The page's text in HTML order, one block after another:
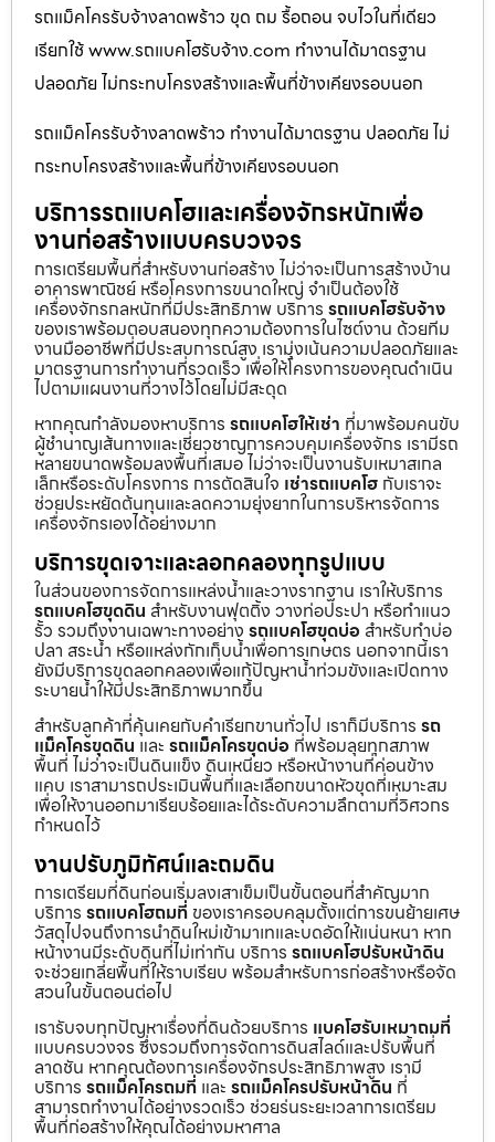
รถแม็คโครรับจ้างลาดพร้าว ขุด ถม รื้อถอน จบไวในที่เดียว
เรียกใช้ www.รถแบคโฮรับจ้าง.com ทำงานได้มาตรฐาน
ปลอดภัย ไม่กระทบโครงสร้างและพื้นที่ข้างเคียงรอบนอก
รถแม็คโครรับจ้างลาดพร้าว ทำงานได้มาตรฐาน ปลอดภัย ไม่
กระทบโครงสร้างและพื้นที่ข้างเคียงรอบนอก
บริการรถแบคโฮและเครื่องจักรหนักเพื่อ
งานก่อสร้างแบบครบวงจร
การเตรียมพื้นที่สำหรับงานก่อสร้าง ไม่ว่าจะเป็นการสร้างบ้าน
อาคารพาณิชย์ หรือโครงการขนาดใหญ่ จำเป็นต้องใช้
เครื่องจักรกลหนักที่มีประสิทธิภาพ บริการ รถแบคโฮรับจ้าง
ของเราพร้อมตอบสนองทุกความต้องการในไซต์งาน ด้วยทีม
งานมืออาชีพที่มีประสบการณ์สูง เรามุ่งเน้นความปลอดภัยและ
มาตรฐานการทำงานที่รวดเร็ว เพื่อให้โครงการของคุณดำเนิน
ไปตามแผนงานที่วางไว้โดยไม่มีสะดุด
หากคุณกำลังมองหาบริการ รถแบคโฮให้เช่า ที่มาพร้อมคนขับ
ผู้ชำนาญเส้นทางและเชี่ยวชาญการควบคุมเครื่องจักร เรามีรถ
หลายขนาดพร้อมลงพื้นที่เสมอ ไม่ว่าจะเป็นงานรับเหมาสเกล
เล็กหรือระดับโครงการ การตัดสินใจ เช่ารถแบคโฮ กับเราจะ
ช่วยประหยัดต้นทุนและลดความยุ่งยากในการบริหารจัดการ
เครื่องจักรเองได้อย่างมาก
บริการขุดเจาะและลอกคลองทุกรูปแบบ
ในส่วนของการจัดการแหล่งน้ำและวางรากฐาน เราให้บริการ
รถแบคโฮขุดดิน สำหรับงานฟุตติ้ง วางท่อประปา หรือทำแนว
รั้ว รวมถึงงานเฉพาะทางอย่าง รถแบคโฮขุดบ่อ สำหรับทำบ่อ
ปลา สระน้ำ หรือแหล่งกักเก็บน้ำเพื่อการเกษตร นอกจากนี้เรา
ยังมีบริการขุดลอกคลองเพื่อแก้ปัญหาน้ำท่วมขังและเปิดทาง
ระบายน้ำให้มีประสิทธิภาพมากขึ้น
สำหรับลูกค้าที่คุ้นเคยกับคำเรียกขานทั่วไป เราก็มีบริการ รถ
แม็คโครขุดดิน และ รถแม็คโครขุดบ่อ ที่พร้อมลุยทุกสภาพ
พื้นที่ ไม่ว่าจะเป็นดินแข็ง ดินเหนียว หรือหน้างานที่ค่อนข้าง
แคบ เราสามารถประเมินพื้นที่และเลือกขนาดหัวขุดที่เหมาะสม
เพื่อให้งานออกมาเรียบร้อยและได้ระดับความลึกตามที่วิศวกร
กำหนดไว้
งานปรับภูมิทัศน์และถมดิน
การเตรียมที่ดินก่อนเริ่มลงเสาเข็มเป็นขั้นตอนที่สำคัญมาก
บริการ รถแบคโฮถมที่ ของเราครอบคลุมตั้งแต่การขนย้ายเศษ
วัสดุไปจนถึงการนำดินใหม่เข้ามาเทและบดอัดให้แน่นหนา หาก
หน้างานมีระดับดินที่ไม่เท่ากัน บริการ รถแบคโฮปรับหน้าดิน
จะช่วยเกลี่ยพื้นที่ให้ราบเรียบ พร้อมสำหรับการก่อสร้างหรือจัด
สวนในขั้นตอนต่อไป
เรารับจบทุกปัญหาเรื่องที่ดินด้วยบริการ แบคโฮรับเหมาถมที่
แบบครบวงจร ซึ่งรวมถึงการจัดการดินสไลด์และปรับพื้นที่
ลาดชัน หากคุณต้องการเครื่องจักรประสิทธิภาพสูง เรามี
บริการ รถแม็คโครถมที่ และ รถแม็คโครปรับหน้าดิน ที่
สามารถทำงานได้อย่างรวดเร็ว ช่วยร่นระยะเวลาการเตรียม
พื้นที่ก่อสร้างให้คุณได้อย่างมหาศาล